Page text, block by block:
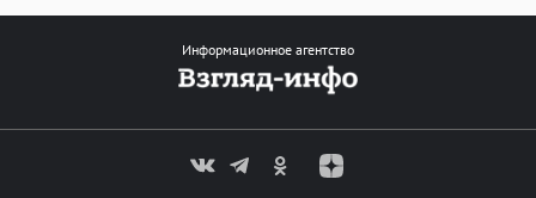
Информационное агентство